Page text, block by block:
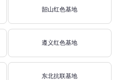
韶山红色基地
遵义红色基地
东北抗联基地